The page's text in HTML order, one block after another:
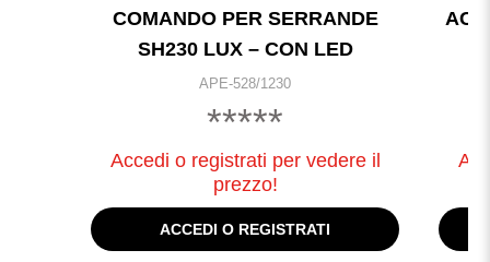
COMANDO PER SERRANDE
SH230 LUX – CON LED
APE-528/1230
*****
Accedi o registrati per vedere il
prezzo!
ACCEDI O REGISTRATI